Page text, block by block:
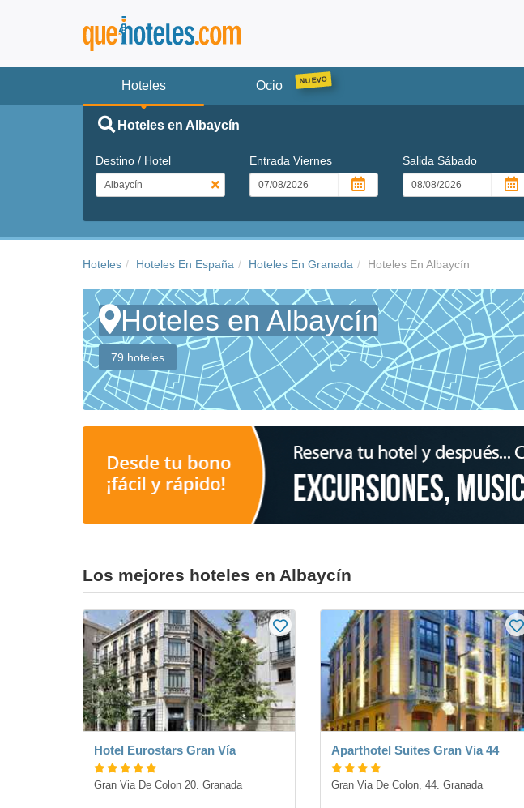
Hoteles Ocio
Hoteles en Albaycín
Destino / Hotel Entrada Viernes SalidaSábado
Hoteles Hoteles En España Hoteles En Granada Hoteles En Albaycín
Hoteles en Albaycín
79 hoteles
Los mejores hoteles en Albaycín
Hotel Eurostars Gran Vía
Gran Via De Colon 20. Granada
Aparthotel Suites Gran Via 44
Gran Via De Colon, 44. Granada